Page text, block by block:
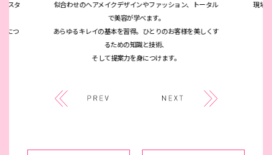
スタ
につ
似合わせのヘアメイクデザインやファッション、トータル
で美容が学べます。
あらゆるキレイの基本を習得。ひとりのお客様を美しくす
るための知識と技術、
そして提案力を身につけます。
現場